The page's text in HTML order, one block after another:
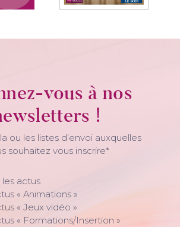
vous à nos
!
ou les listes d’envoi auxquelles
souhaitez vous inscrire*
les actus
« Animations »
« Jeux vidéo »
« Formations/Insertion »